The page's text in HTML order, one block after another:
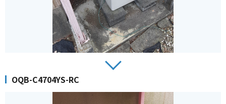
OQB-C4704YS-RC